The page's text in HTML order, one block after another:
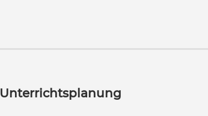
Unterrichtsplanung